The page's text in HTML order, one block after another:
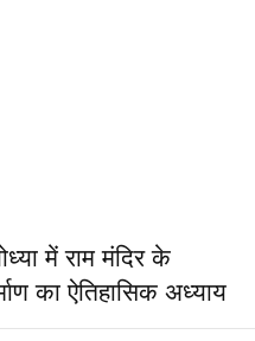
में राम मंदिर के
का ऐतिहासिक अध्याय